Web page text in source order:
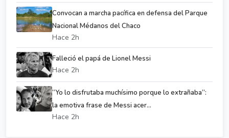
Convocan a marcha pacífica en defensa del Parque
Nacional Médanos del Chaco
Hace 2h
Falleció el papá de Lionel Messi
Hace 2h
“Yo lo disfrutaba muchísimo porque lo extrañaba”:
la emotiva frase de Messi acer...
Hace 2h